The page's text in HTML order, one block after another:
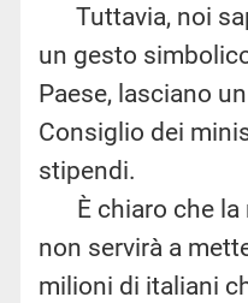
Tuttavia, noi
un gesto
Paese, lasciano
Consiglio dei
stipendi.
È chiaro che la
non servirà a
milioni di italiani